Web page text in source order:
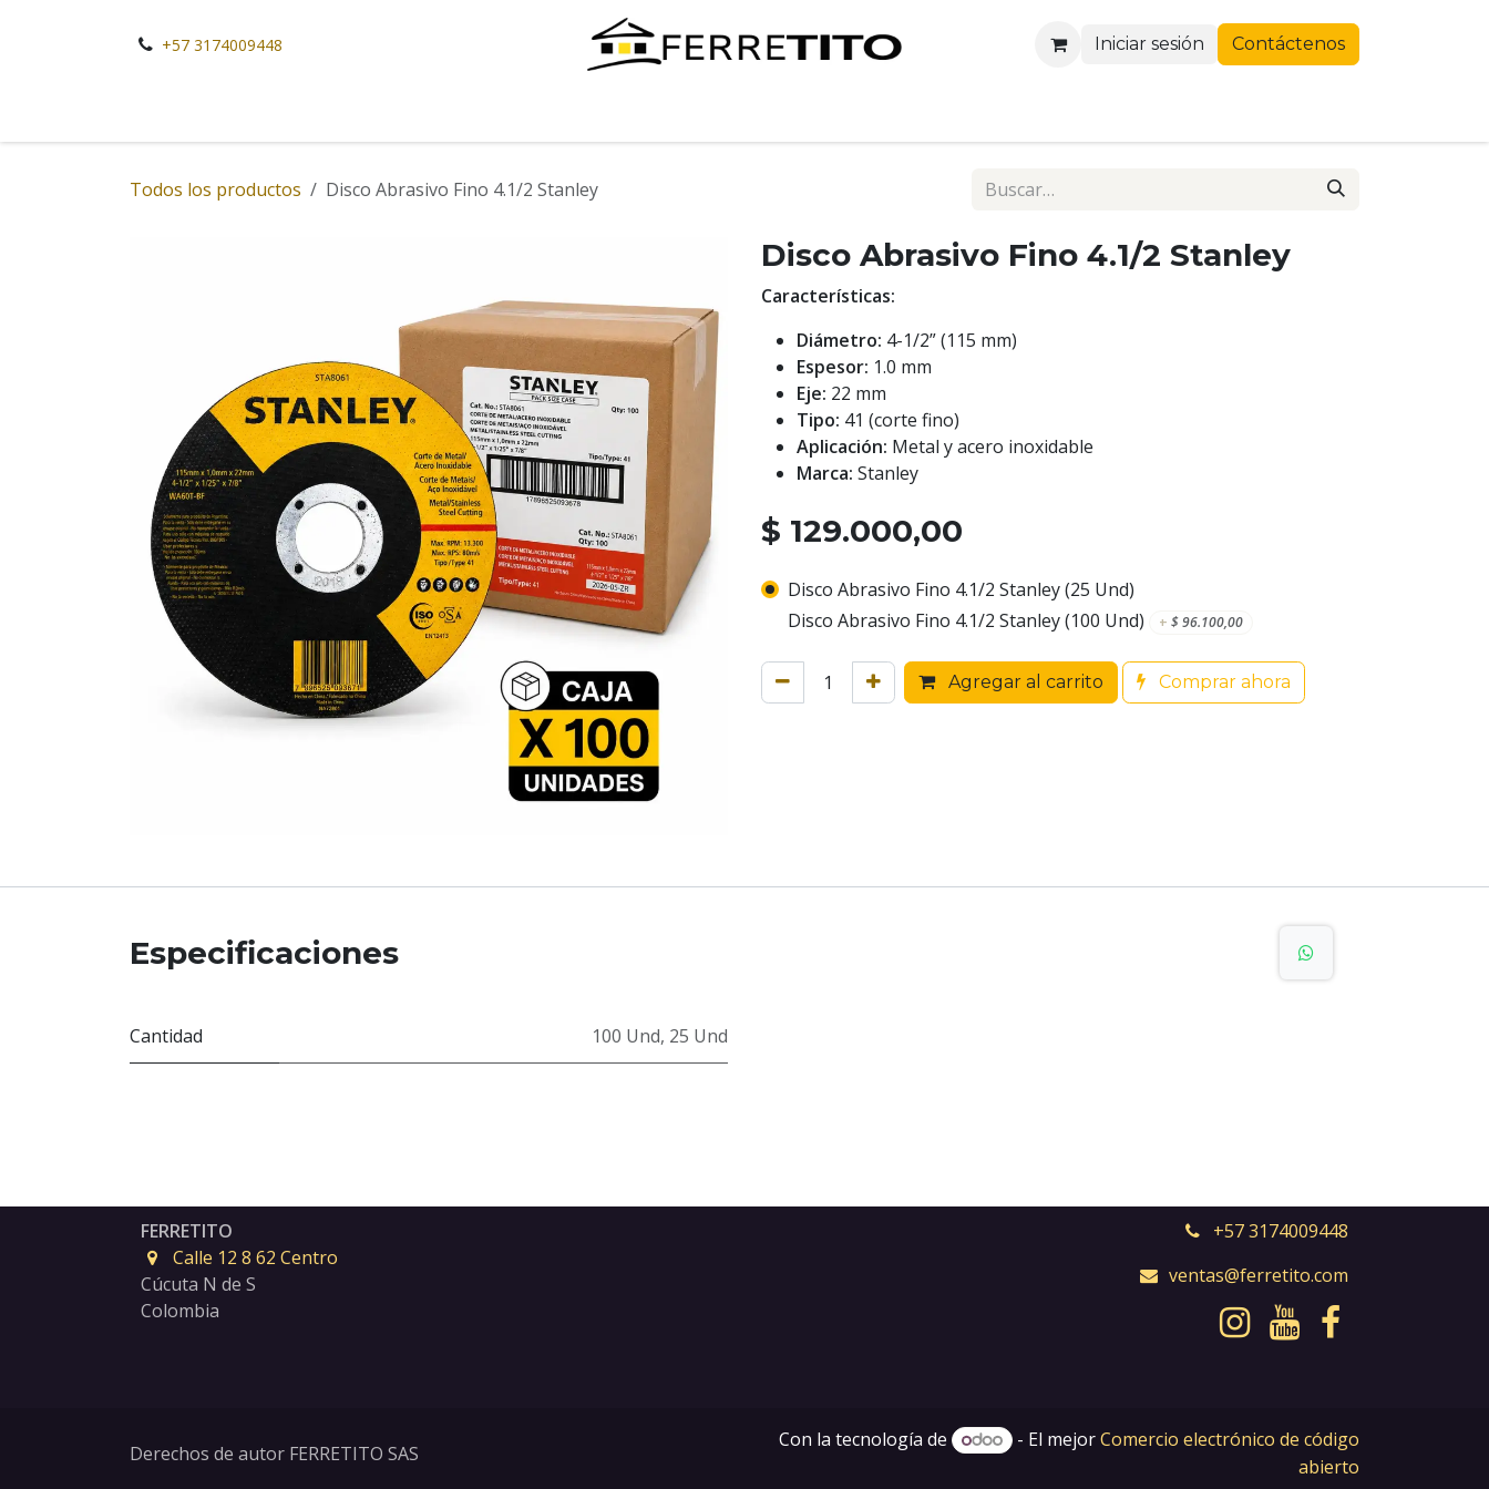
+57 3174009448
Iniciar sesión Contáctenos
Todos los productos Disco Abrasivo Fino 4.1/2 Stanley
Disco Abrasivo Fino 4.1/2 Stanley
Características:
Diámetro: 4-1/2” (115 mm)
Espesor: 1.0 mm
Eje: 22 mm
Tipo: 41 (corte fino)
Aplicación: Metal y acero inoxidable
Marca: Stanley
$ 129.000,00
Disco Abrasivo Fino 4.1/2 Stanley (25 Und)
Disco Abrasivo Fino 4.1/2 Stanley (100 Und)
+ $96.100,00
Agregar al carrito Comprar ahora
Especificaciones
Cantidad 100 Und, 25 Und
FERRETITO
Calle 12 8 62 Centro
Cúcuta N de S
Colombia
+57 3174009448
ventas@ferretito.com
Derechos de autor FERRETITO SAS
Con la tecnología de - El mejorComercio electrónico de código
abierto